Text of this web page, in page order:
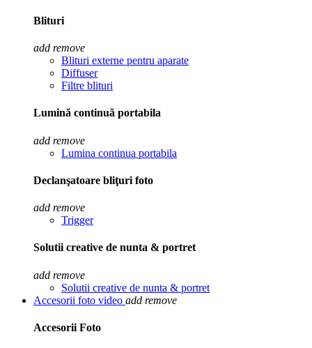
Blituri
add remove
Blituri externe pentru aparate
Diffuser
Filtre blituri
Lumină continuă portabila
add remove
Lumina continua portabila
Declanşatoare bliţuri foto
add remove
Trigger
Solutii creative de nunta & portret
add remove
Solutii creative de nunta & portret
Accesorii foto video add remove
Accesorii Foto